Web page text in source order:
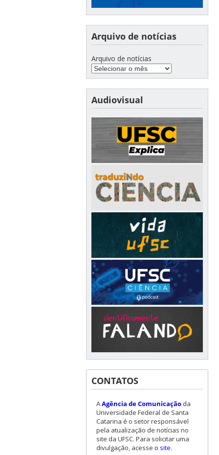
Arquivo de notícias
Arquivo de notícias
Audiovisual
CONTATOS
AAgência de Comunicaçãoda
Universidade Federal de Santa
Catarina é o setor responsável
pela atualização de notícias no
site da UFSC. Para solicitar uma
divulgação, acesse o site.